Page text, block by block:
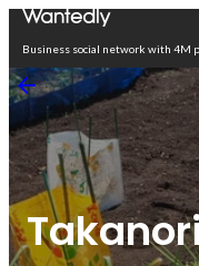
Business social network with 4M